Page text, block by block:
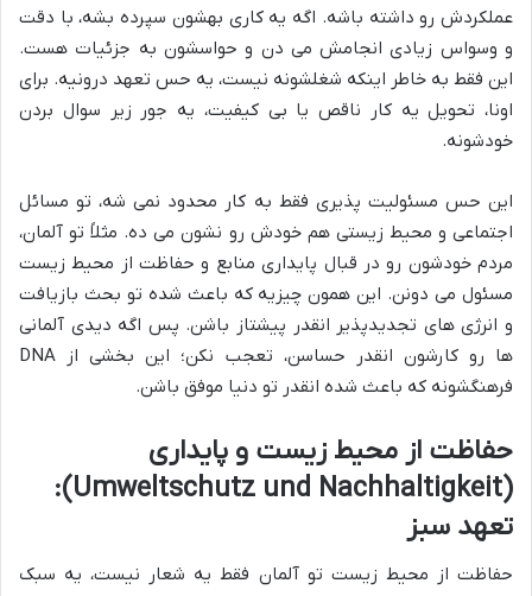
عملکردش رو داشته باشه. اگه یه کاری بهشون سپرده بشه، با دقت
و وسواس زیادی انجامش می دن و حواسشون به جزئیات هست.
این فقط به خاطر اینکه شغلشونه نیست، یه حس تعهد درونیه. برای
اونا، تحویل یه کار ناقص یا بی کیفیت، یه جور زیر سوال بردن
خودشونه.
این حس مسئولیت پذیری فقط به کار محدود نمی شه، تو مسائل
اجتماعی و محیط زیستی هم خودش رو نشون می ده. مثلاً تو آلمان،
مردم خودشون رو در قبال پایداری منابع و حفاظت از محیط زیست
مسئول می دونن. این همون چیزیه که باعث شده تو بحث بازیافت
و انرژی های تجدیدپذیر انقدر پیشتاز باشن. پس اگه دیدی آلمانی
ها رو کارشون انقدر حساسن، تعجب نکن؛ این بخشی از DNA
فرهنگشونه که باعث شده انقدر تو دنیا موفق باشن.
حفاظت از محیط زیست و پایداری
(Umweltschutz und Nachhaltigkeit):
تعهد سبز
حفاظت از محیط زیست تو آلمان فقط یه شعار نیست، یه سبک